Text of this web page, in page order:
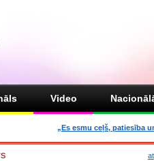
Video
„Es esmu ceļš, patiesība